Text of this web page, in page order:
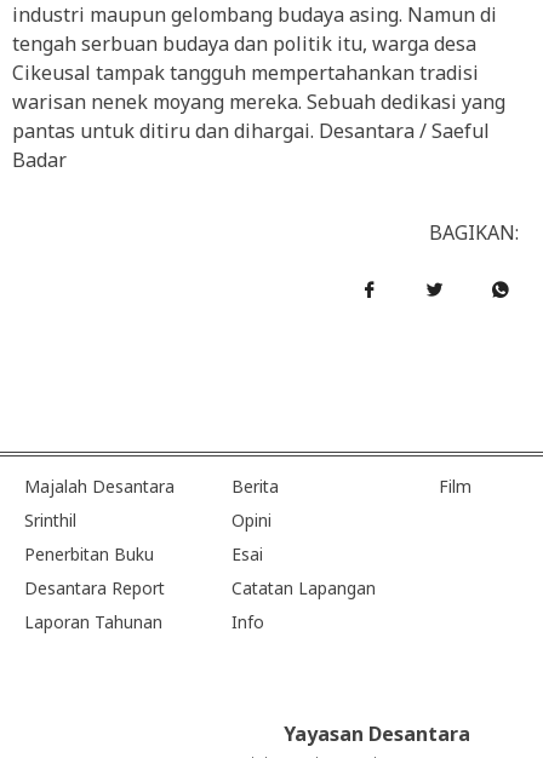
industri maupun gelombang budaya asing. Namun di
tengah serbuan budaya dan politik itu, warga desa
Cikeusal tampak tangguh mempertahankan tradisi
warisan nenek moyang mereka. Sebuah dedikasi yang
pantas untuk ditiru dan dihargai. Desantara / Saeful
Badar
BAGIKAN:
Majalah Desantara
Srinthil
Penerbitan Buku
Desantara Report
Laporan Tahunan
Berita
Opini
Esai
Catatan Lapangan
Info
Film
Yayasan Desantara